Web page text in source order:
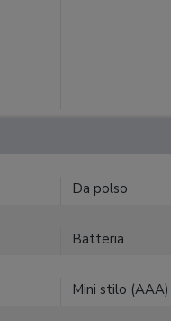
Da polso
Batteria
Mini stilo (AAA)